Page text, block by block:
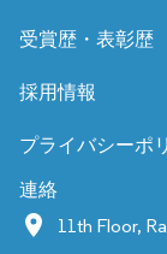
受賞歴・表彰歴
採用情報
プライバシーポ
連絡
11th Floor,